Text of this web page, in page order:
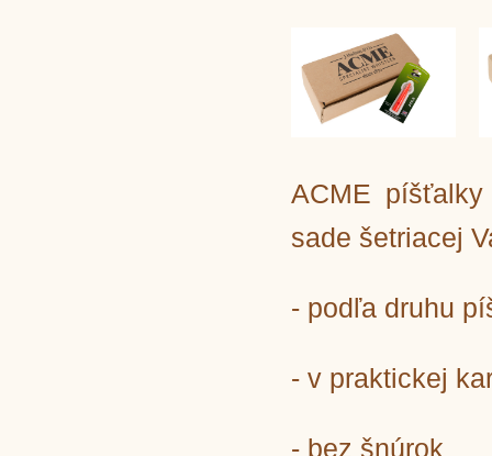
ACME
sade šetriacej
- podľa druhu
- v praktickej
- bez šnúrok